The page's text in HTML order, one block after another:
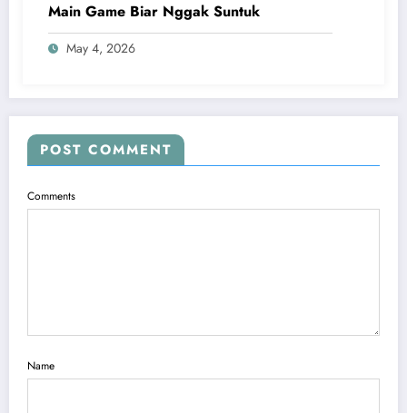
Main Game Biar Nggak Suntuk
May 4, 2026
POST COMMENT
Comments
Name